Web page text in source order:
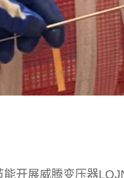
能开展威腾变压器